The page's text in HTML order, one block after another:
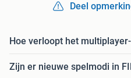
Deel
Hoe verloopt het
Zijn er nieuwe spelmodi in